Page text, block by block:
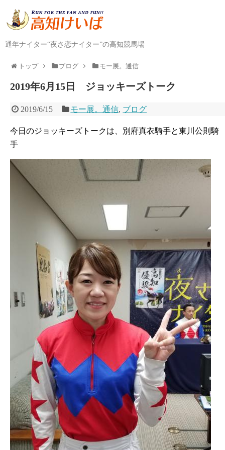
通年ナイター“夜さ恋ナイター”の高知競馬場
トップ ブログ モー展。通信
2019年6月15日 ジョッキーズトーク
2019/6/15 モー展。通信, ブログ
今日のジョッキーズトークは、別府真衣騎手と東川公則騎
手